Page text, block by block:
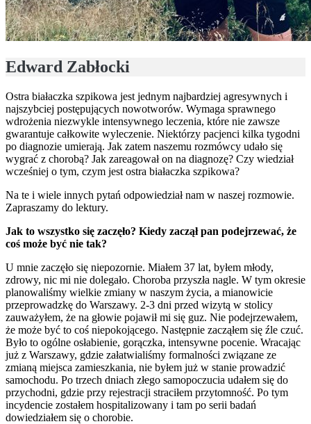
Edward Zabłocki
Ostra białaczka szpikowa jest jednym najbardziej agresywnych i
najszybciej postępujących nowotworów. Wymaga sprawnego
wdrożenia niezwykle intensywnego leczenia, które nie zawsze
gwarantuje całkowite wyleczenie. Niektórzy pacjenci kilka tygodni
po diagnozie umierają. Jak zatem naszemu rozmówcy udało się
wygrać z chorobą? Jak zareagował on na diagnozę? Czy wiedział
wcześniej o tym, czym jest ostra białaczka szpikowa?
Na te i wiele innych pytań odpowiedział nam w naszej rozmowie.
Zapraszamy do lektury.
Jak to wszystko się zaczęło? Kiedy zaczął pan podejrzewać, że
coś może być nie tak?
U mnie zaczęło się niepozornie. Miałem 37 lat, byłem młody,
zdrowy, nic mi nie dolegało. Choroba przyszła nagle. W tym okresie
planowaliśmy wielkie zmiany w naszym życia, a mianowicie
przeprowadzkę do Warszawy. 2-3 dni przed wizytą w stolicy
zauważyłem, że na głowie pojawił mi się guz. Nie podejrzewałem,
że może być to coś niepokojącego. Następnie zacząłem się źle czuć.
Było to ogólne osłabienie, gorączka, intensywne pocenie. Wracając
już z Warszawy, gdzie załatwialiśmy formalności związane ze
zmianą miejsca zamieszkania, nie byłem już w stanie prowadzić
samochodu. Po trzech dniach złego samopoczucia udałem się do
przychodni, gdzie przy rejestracji straciłem przytomność. Po tym
incydencie zostałem hospitalizowany i tam po serii badań
dowiedziałem się o chorobie.